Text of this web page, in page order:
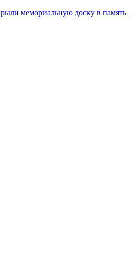
мемориальную доску в память